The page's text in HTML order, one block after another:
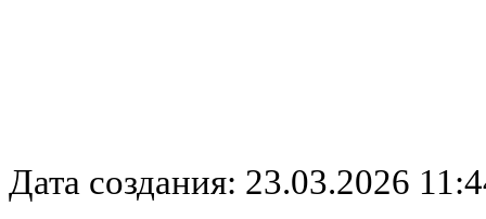
Дата создания: 23.03.2026